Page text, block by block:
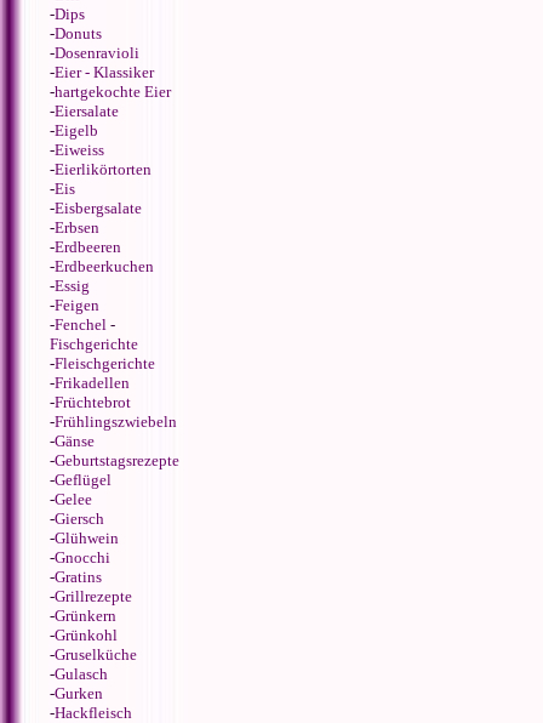
-Dips
-Donuts
-Dosenravioli
-Eier - Klassiker
-hartgekochte Eier
-Eiersalate
-Eigelb
-Eiweiss
-Eierlikörtorten
-Eis
-Eisbergsalate
-Erbsen
-Erdbeeren
-Erdbeerkuchen
-Essig
-Feigen
-Fenchel -
Fischgerichte
-Fleischgerichte
-Frikadellen
-Früchtebrot
-Frühlingszwiebeln
-Gänse
-Geburtstagsrezepte
-Geflügel
-Gelee
-Giersch
-Glühwein
-Gnocchi
-Gratins
-Grillrezepte
-Grünkern
-Grünkohl
-Gruselküche
-Gulasch
-Gurken
-Hackfleisch